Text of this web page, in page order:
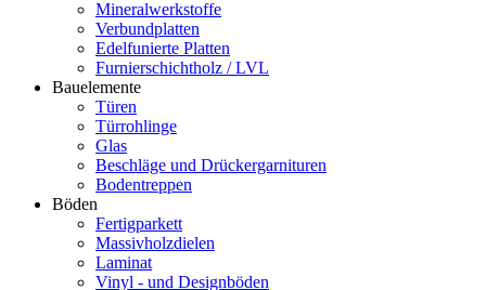
Mineralwerkstoffe
Verbundplatten
Edelfunierte Platten
Furnierschichtholz / LVL
Bauelemente
Türen
Türrohlinge
Glas
Beschläge und Drückergarnituren
Bodentreppen
Böden
Fertigparkett
Massivholzdielen
Laminat
Vinyl - und Designböden